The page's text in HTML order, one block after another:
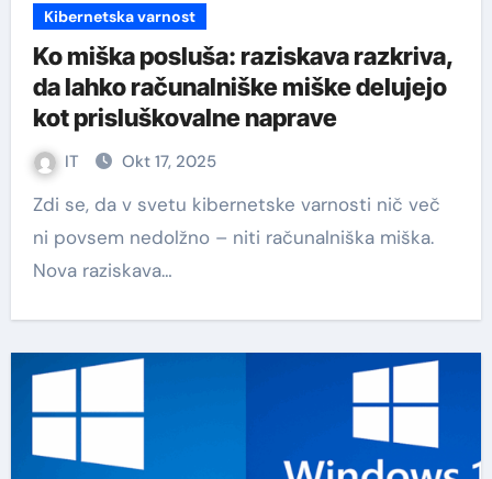
Kibernetska varnost
Ko miška posluša: raziskava razkriva,
da lahko računalniške miške delujejo
kot prisluškovalne naprave
IT Okt 17, 2025
Zdi se, da v svetu kibernetske varnosti nič več
ni povsem nedolžno – niti računalniška miška.
Nova raziskava…